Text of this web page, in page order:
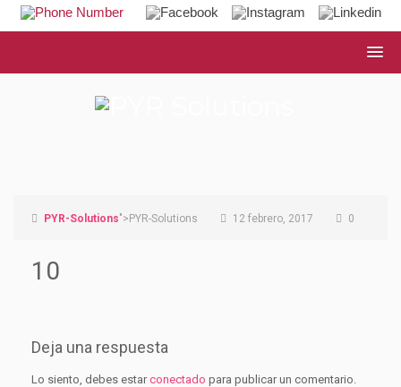
PYR-Solutions">PYR-Solutions 12 febrero, 2017 0
10
Deja una respuesta
Lo siento, debes estarconectado para publicar un comentario.